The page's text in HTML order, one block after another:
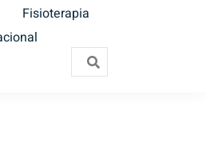
Fisioterapia